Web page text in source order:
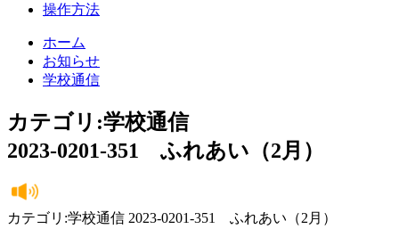
操作方法
ホーム
お知らせ
学校通信
カテゴリ:学校通信
2023-0201-351 ふれあい（2月）
カテゴリ:学校通信 2023-0201-351 ふれあい（2月）